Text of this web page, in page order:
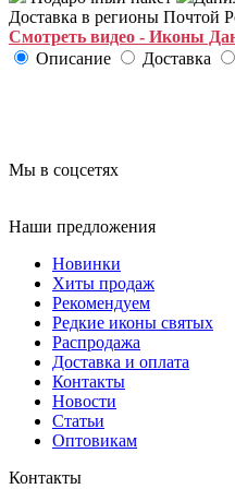
Доставка в регионы Почтой
Смотреть видео - Иконы
Описание
Доставка
Мы в соцсетях
Наши предложения
Новинки
Хиты продаж
Рекомендуем
Редкие иконы святых
Распродажа
Доставка и оплата
Контакты
Новости
Статьи
Оптовикам
Контакты